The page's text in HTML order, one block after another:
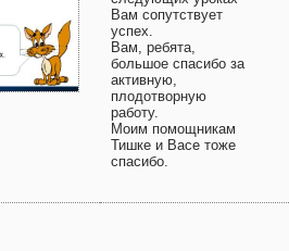
Вам сопутствует
успех.
Вам, ребята,
большое спасибо за
активную,
плодотворную
работу.
Моим помощникам
Тишке и Васе тоже
спасибо.